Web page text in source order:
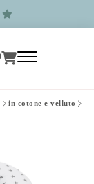
in cotone e velluto